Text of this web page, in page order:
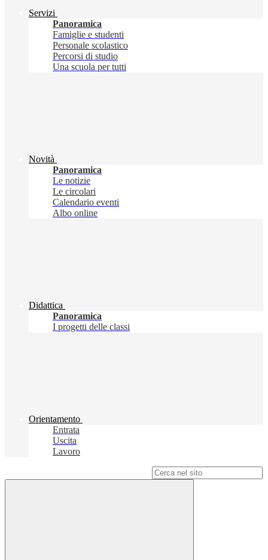
Servizi
Panoramica
Famiglie e studenti
Personale scolastico
Percorsi di studio
Una scuola per tutti
Novità
Panoramica
Le notizie
Le circolari
Calendario eventi
Albo online
Didattica
Panoramica
I progetti delle classi
Orientamento
Entrata
Uscita
Lavoro